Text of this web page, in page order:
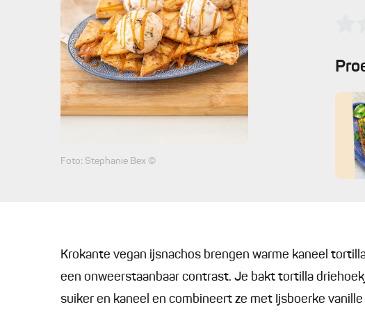
Foto: Stephanie Bex ©
Krokante vegan ijsnachos brengen warme kaneel
een onweerstaanbaar contrast. Je bakt tortilla
suiker en kaneel en combineert ze met Ijsboerke